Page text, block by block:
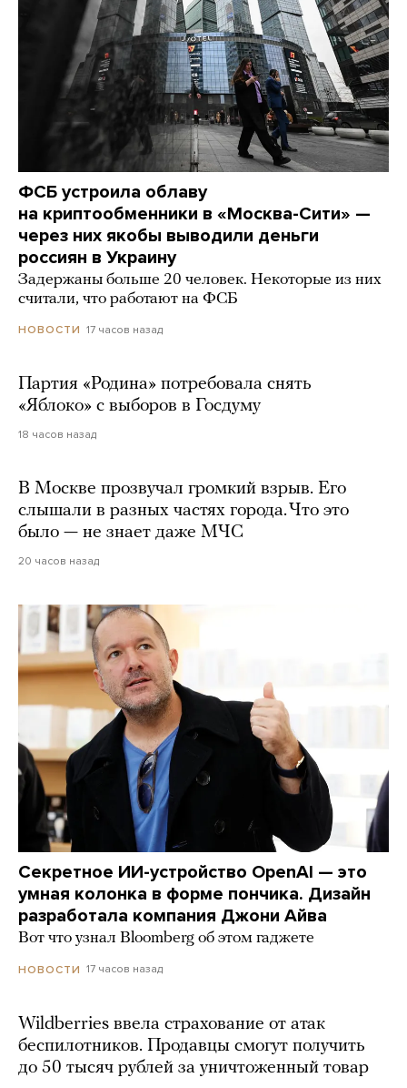
ФСБ устроила облаву
на криптообменники в «Москва-Сити» —
через них якобы выводили деньги
россиян в Украину
Задержаны больше 20 человек. Некоторые из них
считали, что работают на ФСБ
НОВОСТИ 17 часов назад
Партия «Родина» потребовала снять
«Яблоко» с выборов в Госдуму
18 часов назад
В Москве прозвучал громкий взрыв. Его
слышали в разных частях города. Что это
было — не знает даже МЧС
20 часов назад
Секретное ИИ-устройство OpenAI — это
умная колонка в форме пончика. Дизайн
разработала компания Джони Айва
Вот что узнал Bloomberg об этом гаджете
НОВОСТИ 17 часов назад
Wildberries ввела страхование от атак
беспилотников. Продавцы смогут получить
до 50 тысяч рублей за уничтоженный товар